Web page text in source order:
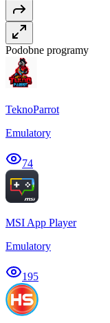
Podobne programy
TeknoParrot
Emulatory
74
MSI App Player
Emulatory
195